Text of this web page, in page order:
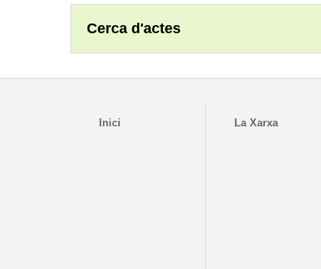
Cerca d'actes
Inici La Xarxa